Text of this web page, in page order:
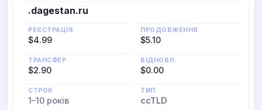
.dagestan.ru
РЕЄСТРАЦІЯ
$4.99
ПРОДОВЖЕННЯ
$5.10
ТРАНСФЕР
$2.90
ВІДНОВЛ.
$0.00
СТРОК
1–10 років
ТИП
ccTLD